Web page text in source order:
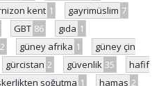
kent 1 gayrimüslim 7
GBT 86 gıda 1
2 güney afrika 1
güney çin
gürcistan 2 güvenlik 35
hafif
soğutma 1 hamas 2